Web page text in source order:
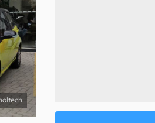
e Política de Privacidade do Canaltech.